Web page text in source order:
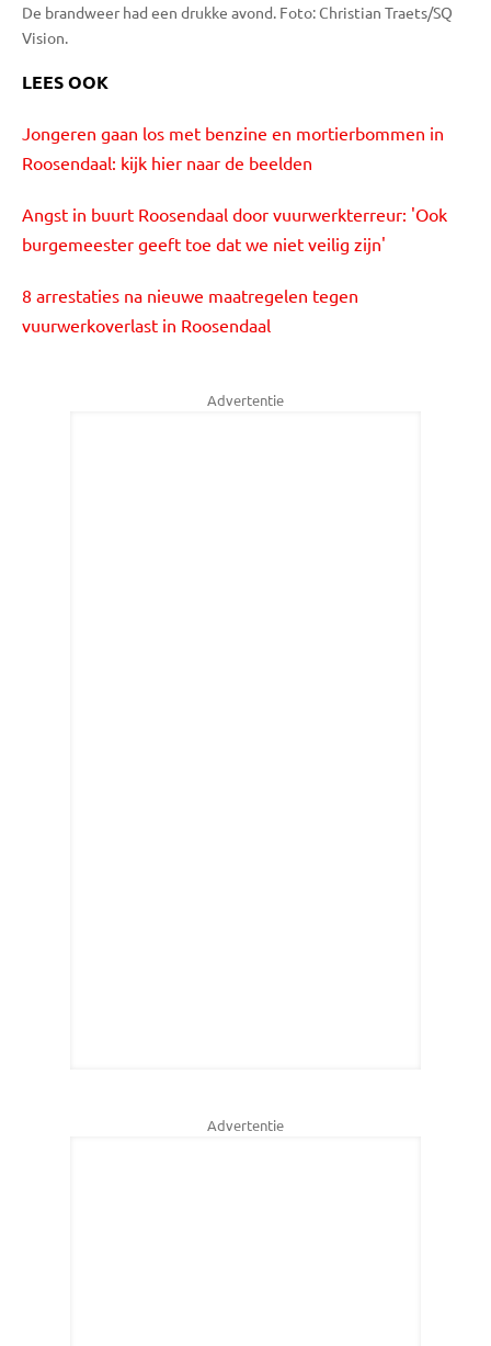
De brandweer had een drukke avond. Foto: Christian Traets/SQ
Vision.
LEES OOK
Jongeren gaan los met benzine en mortierbommen in
Roosendaal: kijk hier naar de beelden
Angst in buurt Roosendaal door vuurwerkterreur: 'Ook
burgemeester geeft toe dat we niet veilig zijn'
8 arrestaties na nieuwe maatregelen tegen
vuurwerkoverlast in Roosendaal
Advertentie
Advertentie